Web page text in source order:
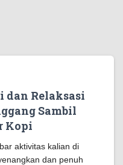
dan Relaksasi
Sambil
Kopi
aktivitas kalian di
dan penuh